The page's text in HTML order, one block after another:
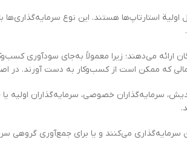
اولیة استارتاپ‌ها هستند. این نوع
ارائه می‌دهند؛ زیرا معمولاً به‌جای سودآوری
که ممکن است از کسب‌و‌کار به دست آورند. در
سرمایه‌گذاران خصوصی، سرمایه‌گذاران
سرمایه‌گذاری می‌کنند و یا برای جمع‌آوری گروهی